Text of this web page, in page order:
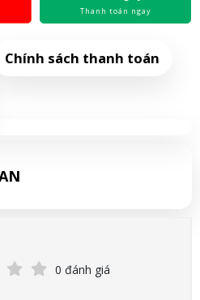
Thanh toán ngay
Chính sách thanh toán
0 đánh giá